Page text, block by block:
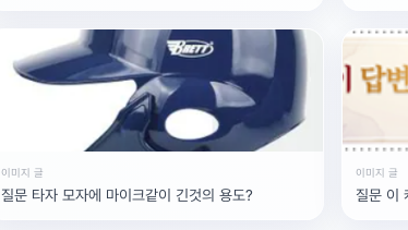
이미지 글
질문 타자 모자에 마이크같이 긴것의 용도?
이미지 글
질